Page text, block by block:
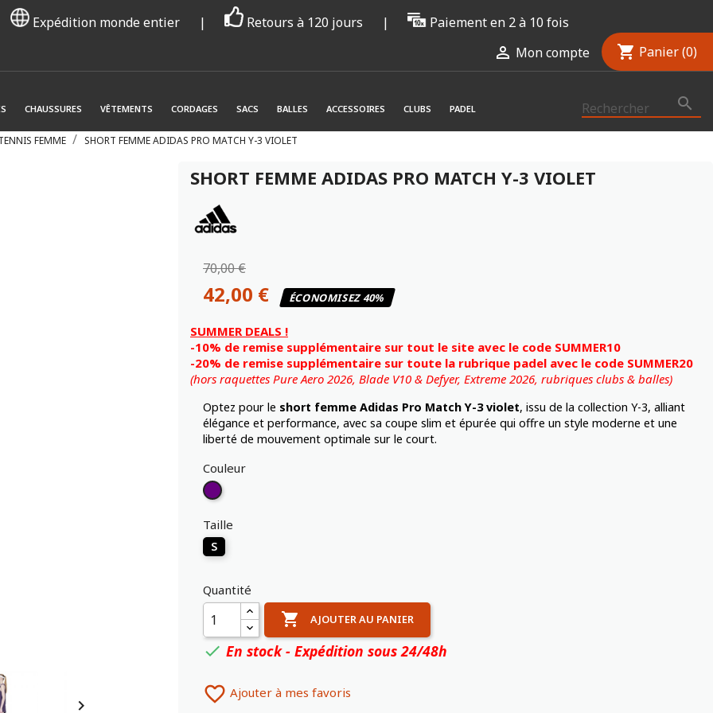
Expédition monde entier | Retours à 120 jours | Paiement en 2 à 10 fois
 Mon compte shopping_cart Panier (0)

CHAUSSURES VÊTEMENTS CORDAGES SACS BALLES ACCESSOIRES CLUBS PADEL
FEMME SHORT FEMME ADIDAS PRO MATCH Y-3 VIOLET

SHORT FEMME ADIDAS PRO MATCH Y-3 VIOLET
70,00 €
42,00 € ÉCONOMISEZ 40%
SUMMER DEALS !
-10% de remise supplémentaire sur tout le site avec le code SUMMER10
-20% de remise supplémentaire sur toute la rubrique padel avec le code SUMMER20
(hors raquettes Pure Aero 2026, Blade V10 & Defyer, Extreme 2026, rubriques clubs & balles)
Optez pour le short femme Adidas Pro Match Y-3 violet, issu de la collection Y-3, alliant
élégance et performance, avec sa coupe slim et épurée qui offre un style moderne et une
liberté de mouvement optimale sur le court.
Couleur
Violet
Taille
S
Quantité
 AJOUTER AU PANIER
 En stock - Expédition sous 24/48h
 Ajouter à mes favoris